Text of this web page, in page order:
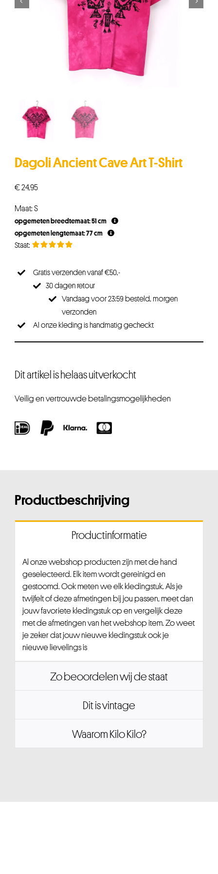
Dagoli Ancient Cave Art T-Shirt
€24,95
Maat: S
opgemeten breedtemaat: 51 cm
opgemeten lengtemaat: 77 cm
Gratis verzenden vanaf €50,-
30 dagen retour
Vandaag voor 23:59 besteld, morgen
verzonden
Al onze kleding is handmatig gecheckt
Dit artikel is helaas uitverkocht
Veilig en vertrouwde betalingsmogelijkheden
Productbeschrijving
Productinformatie
Al onze webshop producten zijn met de hand
geselecteerd. Elk item wordt gereinigd en
gestoomd. Ook meten we elk kledingstuk. Als je
twijfelt of deze afmetingen bij jou passen, meet dan
jouw favoriete kledingstuk op en vergelijk deze
met de afmetingen van het webshop item. Zo weet
je zeker dat jouw nieuwe kledingstuk ook je
nieuwe lievelings is
Zo beoordelen wij de staat
Dit is vintage
Waarom Kilo Kilo?